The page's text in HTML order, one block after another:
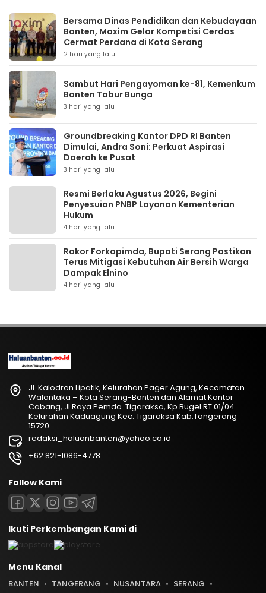
Bersama Dinas Pendidikan dan Kebudayaan
Banten, Maxim Gelar Kompetisi Cerdas
Cermat Perdana di Kota Serang
2 hari yang lalu
Sambut Hari Pengayoman ke-81, Kemenkum
Banten Tabur Bunga
3 hari yang lalu
Groundbreaking Kantor DPD RI Banten
Dimulai, Andra Soni: Perkuat Aspirasi
Daerah ke Pusat
3 hari yang lalu
Resmi Berlaku Agustus 2026, Begini
Penyesuian PNBP Layanan Kementerian
Hukum
4 hari yang lalu
Rakor Forkopimda, Bupati Serang Pastikan
Terus Mitigasi Kebutuhan Air Bersih Warga
Dampak Elnino
4 hari yang lalu
Jl. Kalodran Lipatik, Kelurahan Pager Agung, Kecamatan
Walantaka – Kota Serang-Banten dan Alamat Kantor
Cabang, Jl Raya Pemda. Tigaraksa, Kp Bugel RT.01/04
Kelurahan Kaduagung Kec. Tigaraksa Kab.Tangerang
15720
redaksi_haluanbanten@yahoo.co.id
+62 821-1086-4778
Follow Kami
Ikuti Perkembangan Kami di
Menu Kanal
BANTEN TANGERANG NUSANTARA
SERANG